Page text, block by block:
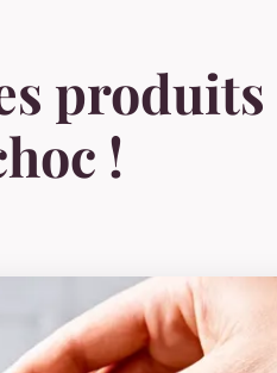
produits
!